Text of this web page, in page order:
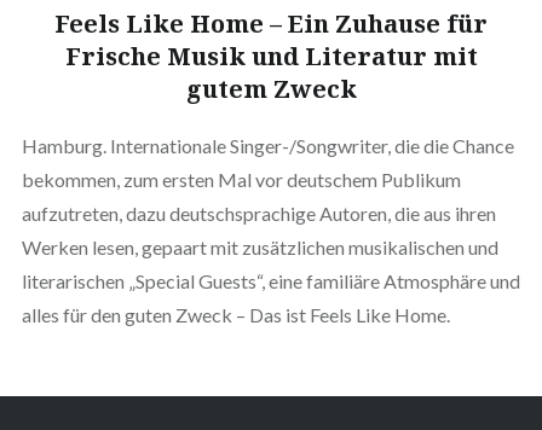
Feels Like Home – Ein Zuhause für
Frische Musik und Literatur mit
gutem Zweck
Hamburg. Internationale Singer-/Songwriter, die die Chance
bekommen, zum ersten Mal vor deutschem Publikum
aufzutreten, dazu deutschsprachige Autoren, die aus ihren
Werken lesen, gepaart mit zusätzlichen musikalischen und
literarischen „Special Guests“, eine familiäre Atmosphäre und
alles für den guten Zweck – Das ist Feels Like Home.